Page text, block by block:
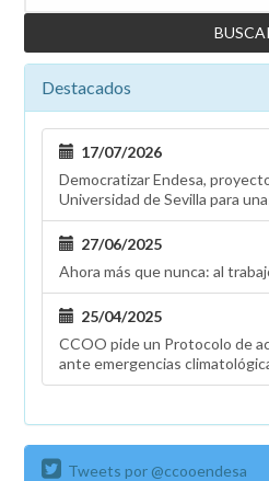
Destacados
17/07/2026
Democratizar Endesa,
Universidad de Sevilla para
27/06/2025
Ahora más que nunca: al
25/04/2025
CCOO pide un Protocolo de
ante emergencias
Tweets por @ccooendesa